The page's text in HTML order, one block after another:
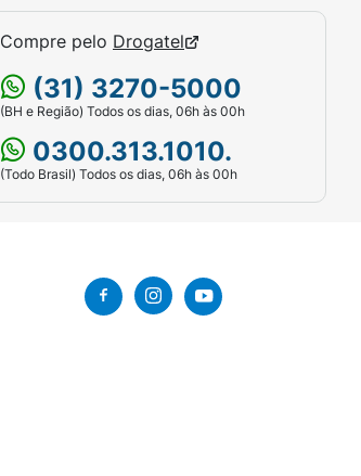
Compre pelo Drogatel
(31) 3270-5000
(BH e Região) Todos os dias, 06h às 00h
0300.313.1010.
(Todo Brasil) Todos os dias, 06h às 00h